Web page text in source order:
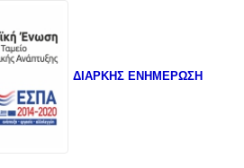
ΔΙΑΡΚΗΣ ΕΝΗΜΕΡΩΣΗ